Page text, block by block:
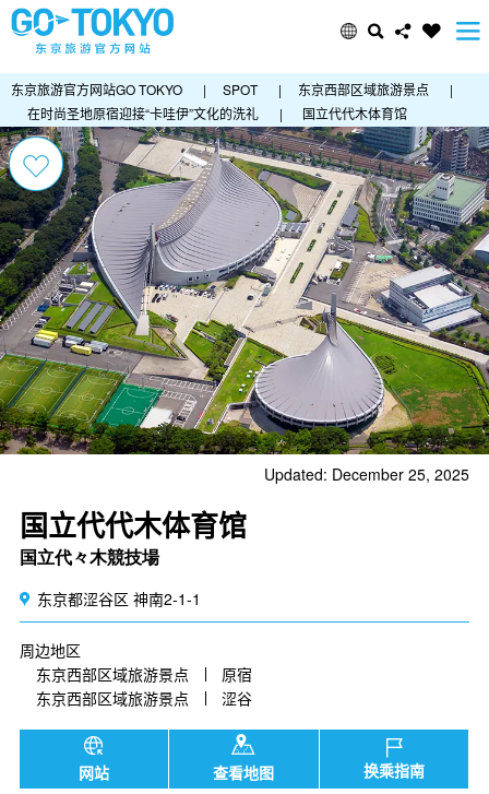
东京旅游官方网站GO TOKYO | SPOT | 东京西部区域旅游景点
|
在时尚圣地原宿迎接“卡哇伊”文化的洗礼
| 国立代代木体育馆
Updated: December 25, 2025
国立代代木体育馆
国立代々木競技場
东京都涩谷区 神南2-1-1
周边地区
东京西部区域旅游景点
原宿
东京西部区域旅游景点
涩谷
网站 查看地图 换乘指南